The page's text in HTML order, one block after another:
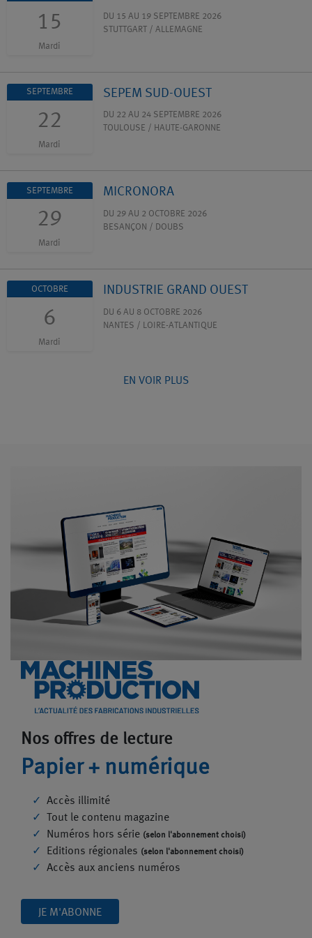
15
Mardi
DU 15 AU 19 SEPTEMBRE 2026
STUTTGART / ALLEMAGNE
SEPTEMBRE
22
Mardi
SEPEM SUD-OUEST
DU 22 AU 24 SEPTEMBRE 2026
TOULOUSE / HAUTE-GARONNE
SEPTEMBRE
29
Mardi
MICRONORA
DU 29 AU 2 OCTOBRE 2026
BESANÇON / DOUBS
OCTOBRE
6
Mardi
INDUSTRIE GRAND OUEST
DU 6 AU 8 OCTOBRE 2026
NANTES / LOIRE-ATLANTIQUE
EN VOIR PLUS
Nos offres de lecture
Papier + numérique
Accès illimité
Tout le contenu magazine
Numéros hors série (selon l'abonnement choisi)
Editions régionales (selon l'abonnement choisi)
Accès aux anciens numéros
JE M'ABONNE